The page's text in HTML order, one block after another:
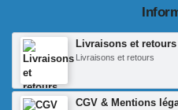
Livraisons et retours
Livraisons et retours
CGV & Mentions